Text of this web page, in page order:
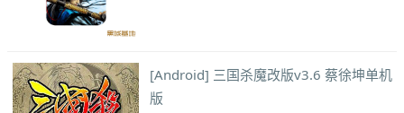
[Android] 三国杀魔改版v3.6 蔡徐坤单机
版